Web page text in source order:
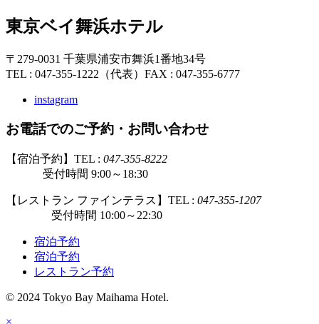
東京ベイ舞浜ホテル
〒279-0031 千葉県浦安市舞浜1番地34号
TEL : 047-355-1222（代表） FAX : 047-355-6777
instagram
お電話でのご予約・お問い合わせ
【宿泊予約】TEL : 047-355-8222
受付時間 9:00～18:30
【レストラン ファインテラス】TEL : 047-355-1207
受付時間 10:00～22:30
宿泊予約
宿泊予約
レストラン予約
© 2024 Tokyo Bay Maihama Hotel.
×